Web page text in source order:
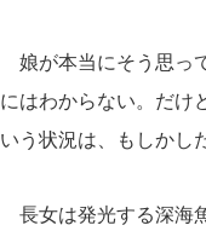
娘が本当にそう思っ
にはわからない。だけ
いう状況は、もしかし
長女は発光する深海